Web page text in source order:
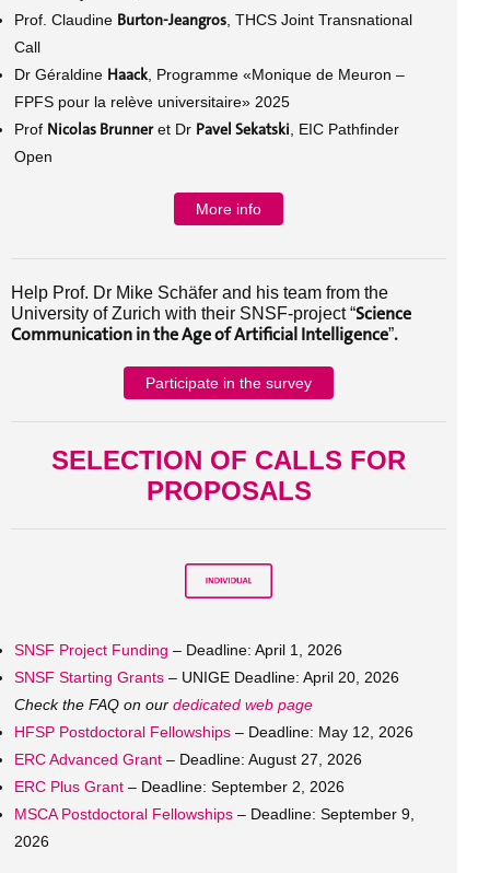
Prof. Claudine Burton-Jeangros , THCS Joint Transnational
Call
Dr Géraldine Haack , Programme «Monique de Meuron –
FPFS pour la relève universitaire» 2025
Prof Nicolas Brunneret Dr Pavel Sekatski , EIC Pathfinder
Open
More info
Help Prof. Dr Mike Schäfer and his team from the
University of Zurich with their SNSF-project “Science
Communication in the Age of Artificial Intelligence”.
Participate in the survey
SELECTION OF CALLS FOR
PROPOSALS
SNSF Project Funding – Deadline: April 1, 2026
SNSF Starting Grants – UNIGE Deadline: April 20, 2026
Check the FAQ on our dedicated web page
HFSP Postdoctoral Fellowships – Deadline: May 12, 2026
ERC Advanced Grant – Deadline: August 27, 2026
ERC Plus Grant – Deadline: September 2, 2026
MSCA Postdoctoral Fellowships – Deadline: September 9,
2026